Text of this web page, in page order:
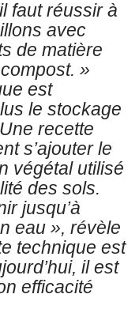
faut réussir à
avec
de matière
»
est
le stockage
recette
s’ajouter le
végétal utilisé
des sols.
jusqu’à
eau », révèle
technique est
il est
efficacité